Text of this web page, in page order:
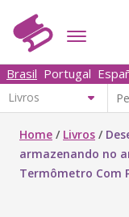
Brasil Portugal
Home / Livros /
armazenando no
Termômetro Com